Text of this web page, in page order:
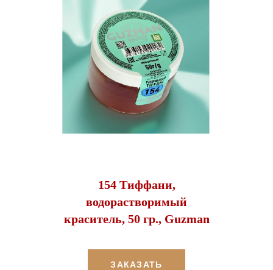
154 Тиффани,
водорастворимый
краситель, 50 гр., Guzman
ЗАКАЗАТЬ